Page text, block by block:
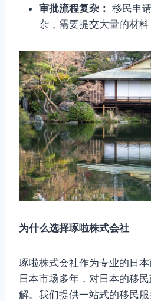
审批流程复杂： 移民申
杂，需要提交大量的材料
为什么选择琢啦株式会社
琢啦株式会社作为专业的日
日本市场多年，对日本的移
解。我们提供一站式的移民服